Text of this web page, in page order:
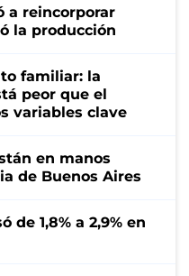
a reincorporar
la producción
familiar: la
peor que el
variables clave
en manos
de Buenos Aires
de 1,8% a 2,9% en